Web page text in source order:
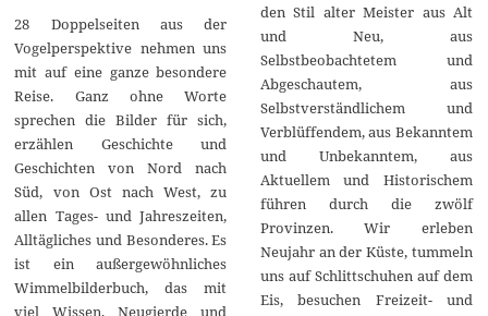
28 Doppelseiten aus der
Vogelperspektive nehmen uns
mit auf eine ganze besondere
Reise. Ganz ohne Worte
sprechen die Bilder für sich,
erzählen Geschichte und
Geschichten von Nord nach
Süd, von Ost nach West, zu
allen Tages- und Jahreszeiten,
Alltägliches und Besonderes. Es
ist ein außergewöhnliches
Wimmelbilderbuch, das mit
viel Wissen, Neugierde und
den Stil alter Meister aus Alt
und Neu, aus
Selbstbeobachtetem und
Abgeschautem, aus
Selbstverständlichem und
Verblüffendem, aus Bekanntem
und Unbekanntem, aus
Aktuellem und Historischem
führen durch die zwölf
Provinzen. Wir erleben
Neujahr an der Küste, tummeln
uns auf Schlittschuhen auf dem
Eis, besuchen Freizeit- und